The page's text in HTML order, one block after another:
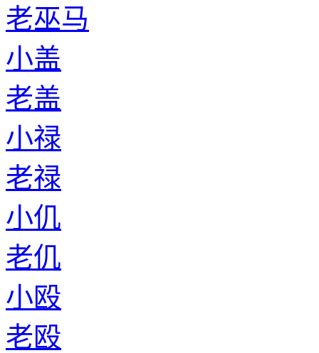
老巫马
小盖
老盖
小禄
老禄
小仉
老仉
小殴
老殴